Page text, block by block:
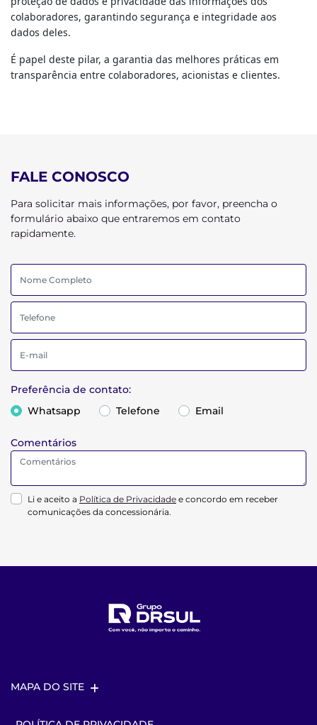
colaboradores, garantindo segurança e integridade aos
dados deles.
É papel deste pilar, a garantia das melhores práticas em
transparência entre colaboradores, acionistas e clientes.
FALE CONOSCO
Para solicitar mais informações, por favor, preencha o
formulário abaixo que entraremos em contato
rapidamente.
Preferência de contato:
Whatsapp
Telefone Email
Comentários
Li e aceito a Política de Privacidade e concordo em receber
comunicações da concessionária.
MAPA DO SITE